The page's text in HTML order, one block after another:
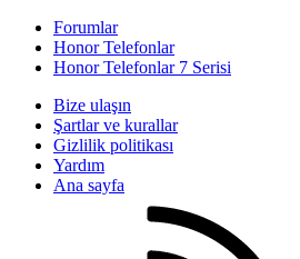
Forumlar
Honor Telefonlar
Honor Telefonlar 7 Serisi
Bize ulaşın
Şartlar ve kurallar
Gizlilik politikası
Yardım
Ana sayfa